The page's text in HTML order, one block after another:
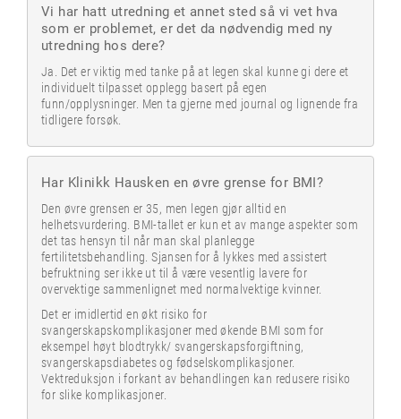
Vi har hatt utredning et annet sted så vi vet hva
som er problemet, er det da nødvendig med ny
utredning hos dere?
Ja. Det er viktig med tanke på at legen skal kunne gi dere et
individuelt tilpasset opplegg basert på egen
funn/opplysninger. Men ta gjerne med journal og lignende fra
tidligere forsøk.
Har Klinikk Hausken en øvre grense for BMI?
Den øvre grensen er 35, men legen gjør alltid en
helhetsvurdering. BMI-tallet er kun et av mange aspekter som
det tas hensyn til når man skal planlegge
fertilitetsbehandling. Sjansen for å lykkes med assistert
befruktning ser ikke ut til å være vesentlig lavere for
overvektige sammenlignet med normalvektige kvinner.
Det er imidlertid en økt risiko for
svangerskapskomplikasjoner med økende BMI som for
eksempel høyt blodtrykk/ svangerskapsforgiftning,
svangerskapsdiabetes og fødselskomplikasjoner.
Vektreduksjon i forkant av behandlingen kan redusere risiko
for slike komplikasjoner.